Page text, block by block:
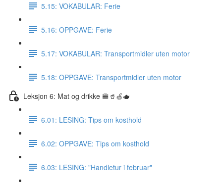
5.15: VOKABULAR: Ferie
5.16: OPPGAVE: Ferie
5.17: VOKABULAR: Transportmidler uten motor
5.18: OPPGAVE: Transportmidler uten motor
Leksjon 6: Mat og drikke 🍔🥤🍏🫖
6.01: LESING: Tips om kosthold
6.02: OPPGAVE: Tips om kosthold
6.03: LESING: "Handletur i februar"